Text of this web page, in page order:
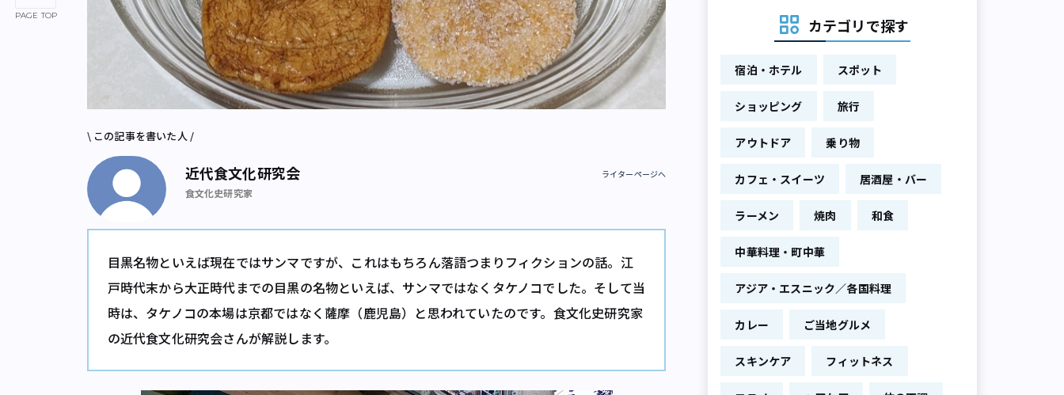
PAGE TOP
\ この記事を書いた人 /
近代食文化研究会
食文化史研究家
ライターページへ
目黒名物といえば現在ではサンマですが、これはもちろん落語つまりフィクションの話。江
戸時代末から大正時代までの目黒の名物といえば、サンマではなくタケノコでした。そして当
時は、タケノコの本場は京都ではなく薩摩（鹿児島）と思われていたのです。食文化史研究家
の近代食文化研究会さんが解説します。
カテゴリで探す
宿泊・ホテル スポット
ショッピング 旅行
アウトドア 乗り物
カフェ・スイーツ 居酒屋・バー
ラーメン 焼肉 和食
中華料理・町中華
アジア・エスニック／各国料理
カレー ご当地グルメ
スキンケア フィットネス